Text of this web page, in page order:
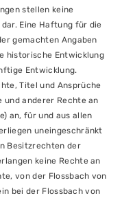
stellen keine
Eine Haftung für die
gemachten Angaben
historische Entwicklung
Entwicklung.
Titel und Ansprüche
und anderer Rechte an
an, für und aus allen
uneingeschränkt
Besitzrechten der
keine Rechte an
von der Flossbach von
bei der Flossbach von